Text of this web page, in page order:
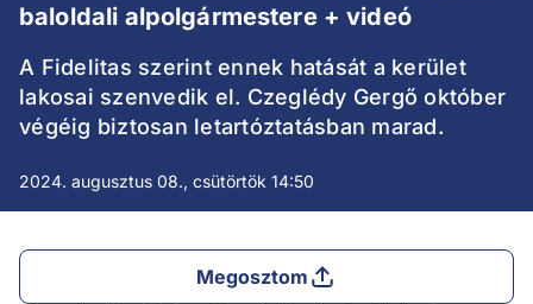
baloldali alpolgármestere + videó
A Fidelitas szerint ennek hatását a kerület
lakosai szenvedik el. Czeglédy Gergő október
végéig biztosan letartóztatásban marad.
2024. augusztus 08., csütörtök 14:50
Megosztom